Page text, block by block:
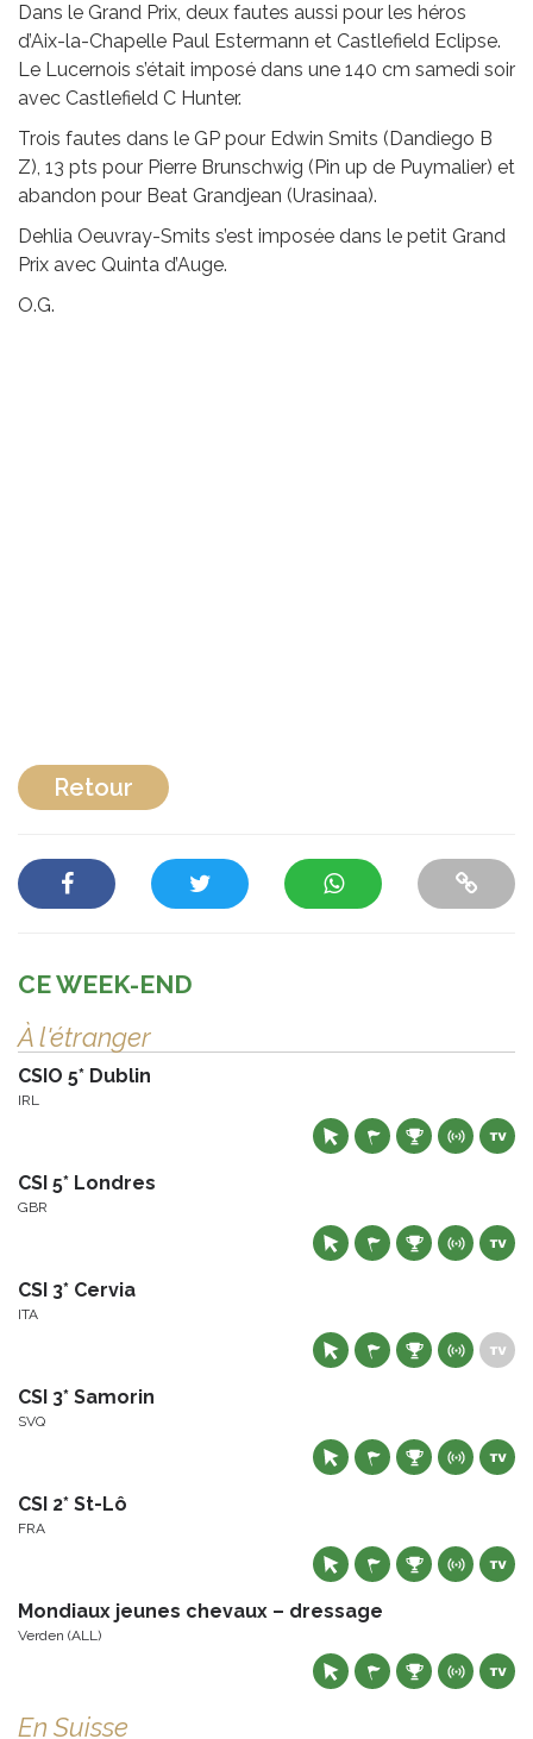
Dans le Grand Prix, deux fautes aussi pour les héros
d’Aix-la-Chapelle Paul Estermann et Castlefield Eclipse.
Le Lucernois s’était imposé dans une 140 cm samedi soir
avec Castlefield C Hunter.
Trois fautes dans le GP pour Edwin Smits (Dandiego B
Z), 13 pts pour Pierre Brunschwig (Pin up de Puymalier) et
abandon pour Beat Grandjean (Urasinaa).
Dehlia Oeuvray-Smits s’est imposée dans le petit Grand
Prix avec Quinta d’Auge.
O.G.
Retour
CE WEEK-END
À l'étranger
CSIO 5* Dublin
IRL
CSI 5* Londres
GBR
CSI 3* Cervia
ITA
CSI 3* Samorin
SVQ
CSI 2* St-Lô
FRA
Mondiaux jeunes chevaux – dressage
Verden (ALL)
En Suisse